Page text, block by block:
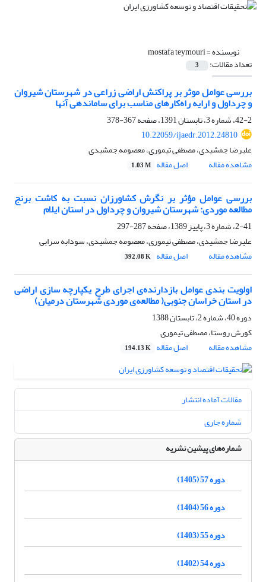
نویسنده =mostafa teymouri
تعداد مقالات: 3
بررسی عوامل موثر بر پراکنش اراضی زراعی در شهرستان شیروان
و چرداول و ارایه راه‌کارهای مناسب برای ساماندهی آنها
42-2، شماره 3، تابستان 1391، صفحه
367-378
10.22059/ijaedr.2012.24810
علیرضا جمشیدی، مصطفی تیموری، معصومه جمشیدی
مشاهده مقاله
اصل مقاله 1.03 M
بررسی عوامل مؤثر بر نگرش کشاورزان نسبت به کاشت برنج
مطالعه موردی: شهرستان شیروان و چرداول در استان ایلام
2-41، شماره 3، پاییز 1389، صفحه
287-297
علیرضا جمشیدی، مصطفی تیموری، معصومه جمشیدی، سودابه سرابی
مشاهده مقاله
اصل مقاله 392.08 K
اولویت بندی عوامل بازدارنده‌ی اجرای طرح یکپارچه سازی اراضی
در استان خراسان جنوبی( مطالعه‌ی موردی شهرستان درمیان)
دوره 40، شماره 2، تابستان 1388
کورش روستا، مصطفی تیموری
مشاهده مقاله
اصل مقاله 194.13 K
مقالات آماده انتشار
شماره جاری
شماره‌های پیشین نشریه
دوره 57 (1405)
دوره 56 (1404)
دوره 55 (1403)
دوره 54 (1402)